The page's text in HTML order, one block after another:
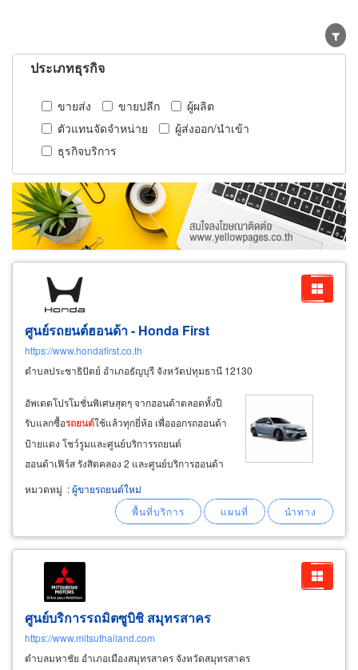
ประเภทธุรกิจ
ขายส่ง ขายปลีก
ผู้ผลิต
ตัวแทนจัดจำหน่าย
ผู้ส่งออก/นำเข้า
ธุรกิจบริการ
ศูนย์รถยนต์ฮอนด้า - Honda First
https://www.hondafirst.co.th
ตำบลประชาธิปัตย์ อำเภอธัญบุรี จังหวัดปทุมธานี 12130
อัพเดตโปรโมชั่นพิเศษสุดๆ จากฮอนด้าตลอดทั้งปี
รับแลกซื้อรถยนต์ใช้แล้วทุกยี่ห้อ เพื่อออกรถฮอนด้า
ป้ายแดง โชว์รูมและศูนย์บริการรถยนต์
ฮอนด้าเฟิร์ส รังสิตคลอง 2 และศูนย์บริการฮอนด้า
เฟิร์ส รามคำแหง รถเก๋ง honda – ขับสนุก
ประหยัดน้ำมัน คุ้มค่าทุกการใช้งาน honda city
(sedan) – ขนาดกะทัดรัด
หมวดหมู่ :ผู้ขายรถยนต์ใหม่
ศูนย์บริการรถมิตซูบิชิ สมุทรสาคร
https://www.mitsuthailand.com
ตำบลมหาชัย อำเภอเมืองสมุทรสาคร จังหวัดสมุทรสาคร